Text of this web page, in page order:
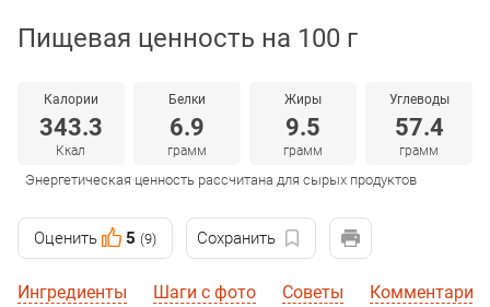
Пищевая ценность на 100 г
Калории
343.3
Ккал
Белки
6.9
грамм
Жиры
9.5
грамм
Углеводы
57.4
грамм
Энергетическая ценность рассчитана для сырых продуктов
Оценить 5 (9) Сохранить
Ингредиенты Шаги с фото Советы Комментарии